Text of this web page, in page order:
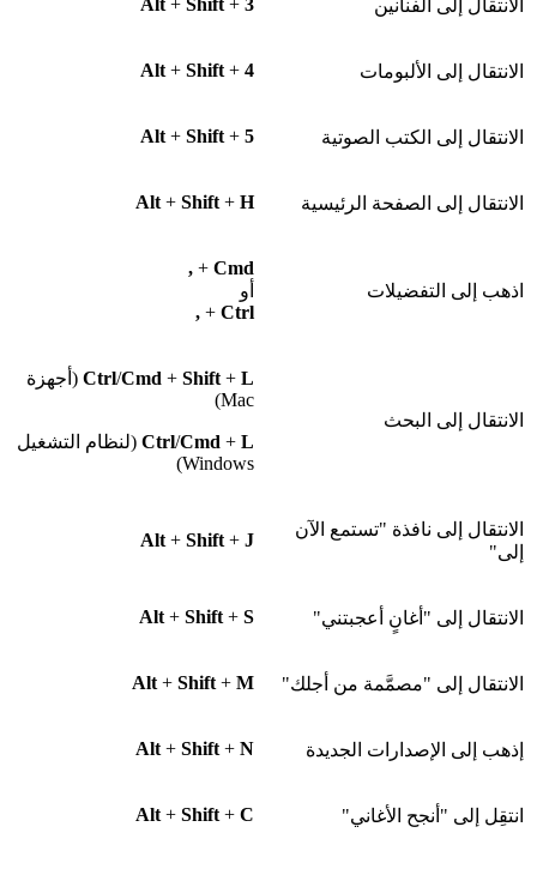
الانتقال إلى الفنانين Alt + Shift + 3
الانتقال إلى الألبومات Alt + Shift + 4
الانتقال إلى الكتب الصوتية Alt + Shift + 5
الانتقال إلى الصفحة الرئيسية Alt + Shift + H
اذهب إلى التفضيلات
Cmd
+
,
أو
Ctrl
+
,
الانتقال إلى البحث
Ctrl/Cmd + Shift + L
(أجهزة
Mac)
Ctrl/Cmd + L
(لنظام التشغيل
Windows)
الانتقال إلى نافذة "تستمع الآن
إلى"
Alt + Shift + J
الانتقال إلى "أغانٍ أعجبتني" Alt + Shift + S
الانتقال إلى "مصمَّمة من أجلك" Alt + Shift + M
إذهب إلى الإصدارات الجديدة Alt + Shift + N
انتقِل إلى "أنجح الأغاني" Alt + Shift + C